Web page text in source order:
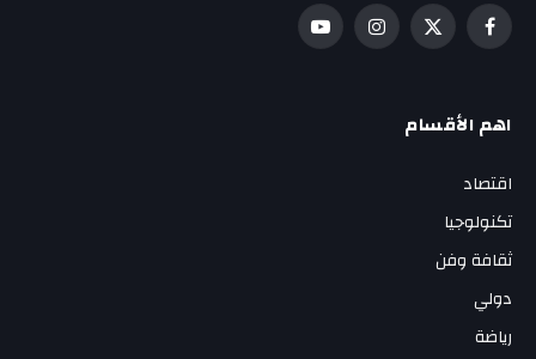
فيسبوك
X
الانستغراميوتيوب
اهم الأقسام
اقتصاد
تكنولوجيا
ثقافة وفن
دولي
رياضة